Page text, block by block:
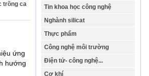
trồng ca
ứng
hướng
Tin khoa học công nghệ
Nghành silicat
Thực phẩm
Công nghệ môi trường
Điện tử- công nghệ...
Cơ khí